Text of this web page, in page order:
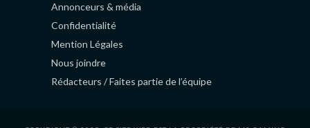
Annonceurs & média
Confidentialité
Mention Légales
Nous joindre
Rédacteurs / Faites partie de l’équipe